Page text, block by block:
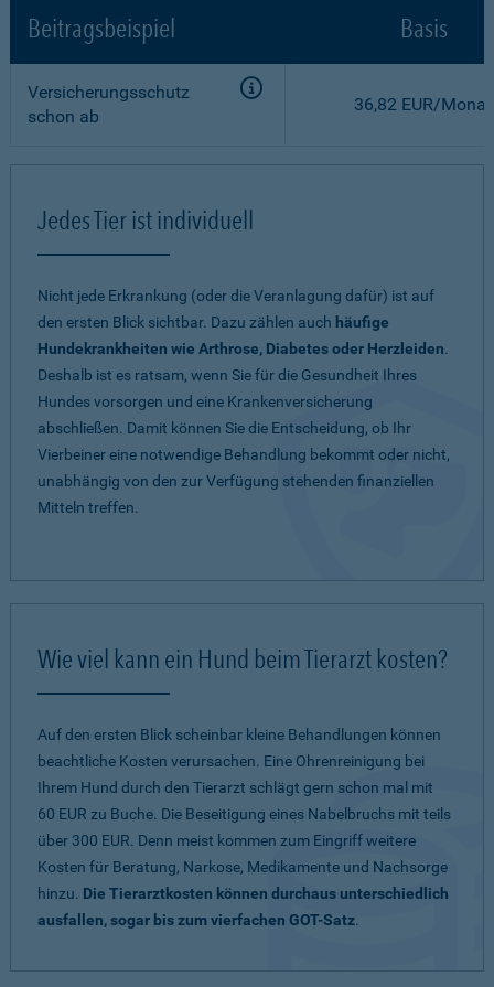
Beitragsbeispiel Basis
Versicherungsschutz
schon ab
36,82 EUR/Monat
Jedes Tier ist individuell
Nicht jede Erkrankung (oder die Veranlagung dafür) ist auf
den ersten Blick sichtbar. Dazu zählen auch häufige
Hundekrankheiten wie Arthrose, Diabetes oder Herzleiden.
Deshalb ist es ratsam, wenn Sie für die Gesundheit Ihres
Hundes vorsorgen und eine Krankenversicherung
abschließen. Damit können Sie die Entscheidung, ob Ihr
Vierbeiner eine notwendige Behandlung bekommt oder nicht,
unabhängig von den zur Verfügung stehenden finanziellen
Mitteln treffen.
Wie viel kann ein Hund beim Tierarzt kosten?
Auf den ersten Blick scheinbar kleine Behandlungen können
beachtliche Kosten verursachen. Eine Ohrenreinigung bei
Ihrem Hund durch den Tierarzt schlägt gern schon mal mit
60 EUR zu Buche. Die Beseitigung eines Nabelbruchs mit teils
über 300 EUR. Denn meist kommen zum Eingriff weitere
Kosten für Beratung, Narkose, Medikamente und Nachsorge
hinzu. Die Tierarztkosten können durchaus unterschiedlich
ausfallen, sogar bis zum vierfachen GOT-Satz.